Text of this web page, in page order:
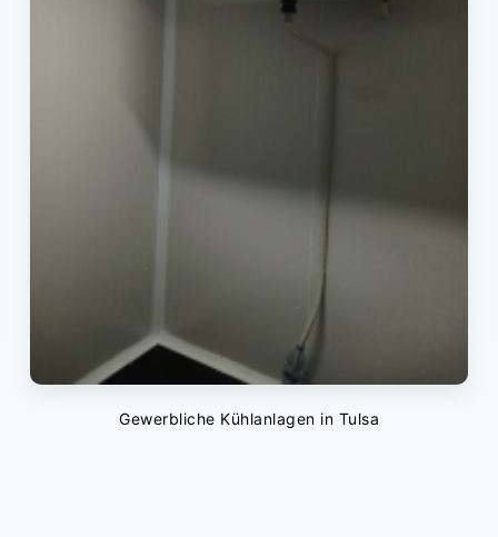
Gewerbliche Kühlanlagen in Tulsa